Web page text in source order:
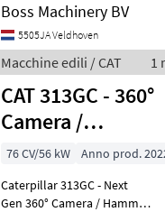
Reference number:
BM007604 Hours: 5.529
Type 320FL Location
Veldhoven, Netherlands
Certificate: CE
Boss Machinery BV
5505JA Veldhoven
Macchine edili / CAT 1
CAT 313GC - 360°
Camera /
Hammer lines
76 CV/56 kW Anno prod.
Caterpillar 313GC - Next
Gen 360° Camera / Hammer